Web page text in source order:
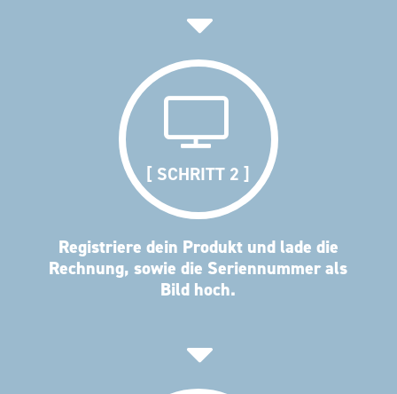
[ SCHRITT 2 ]
Registriere dein Produkt und lade die
Rechnung, sowie die Seriennummer als
Bild hoch.